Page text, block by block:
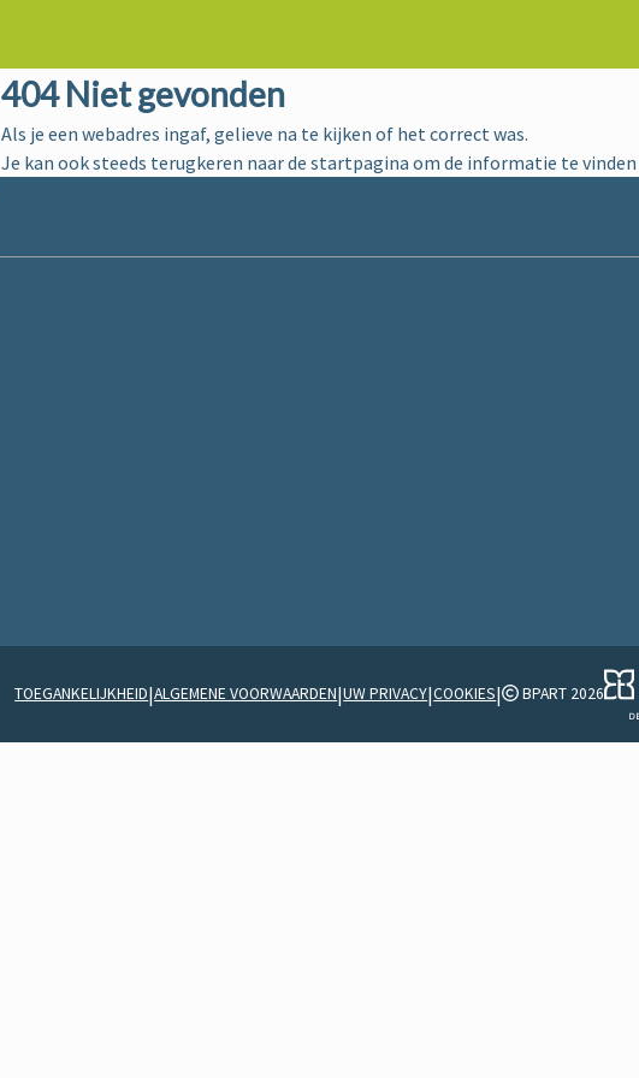
404 Niet gevonden
Als je een webadres ingaf, gelieve na te kijken of het correct was.
Je kan ook steeds terugkeren naar de startpagina om de informatie te vinden
TOEGANKELIJKHEID|ALGEMENE VOORWAARDEN|UW PRIVACY|COOKIES| BPART 2026